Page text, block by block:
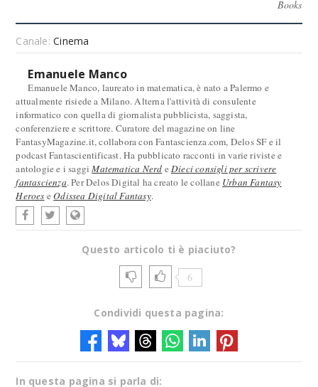
Books
Canale:Cinema
Emanuele Manco
Emanuele Manco, laureato in matematica, è nato a Palermo e
attualmente risiede a Milano. Alterna l'attività di consulente
informatico con quella di giornalista pubblicista, saggista,
conferenziere e scrittore. Curatore del magazine on line
FantasyMagazine.it, collabora con Fantascienza.com, Delos SF e il
podcast Fantascientificast. Ha pubblicato racconti in varie riviste e
antologie e i saggiMatematica Nerd eDieci consigli per scrivere
fantascienza. Per Delos Digital ha creato le collane Urban Fantasy
Heroes eOdissea Digital Fantasy.
Questo articolo ti è piaciuto?
6
Condividi questa pagina:
In questa pagina si parla di: